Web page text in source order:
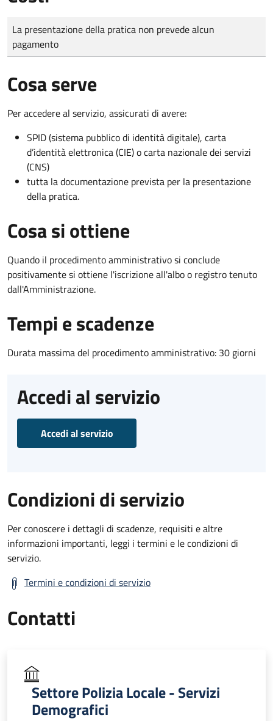
Tipo di pagamento
Importo
La presentazione della pratica non prevede alcun
pagamento
Cosa serve
Per accedere al servizio, assicurati di avere:
SPID (sistema pubblico di identità digitale), carta
d’identità elettronica (CIE) o carta nazionale dei servizi
(CNS)
tutta la documentazione prevista per la presentazione
della pratica.
Cosa si ottiene
Quando il procedimento amministrativo si conclude
positivamente si ottiene l'iscrizione all'albo o registro tenuto
dall'Amministrazione.
Tempi e scadenze
Durata massima del procedimento amministrativo: 30 giorni
Accedi al servizio
Accedi al servizio
Condizioni di servizio
Per conoscere i dettagli di scadenze, requisiti e altre
informazioni importanti, leggi i termini e le condizioni di
servizio.
Termini e condizioni di servizio
Contatti
Settore Polizia Locale - Servizi
Demografici